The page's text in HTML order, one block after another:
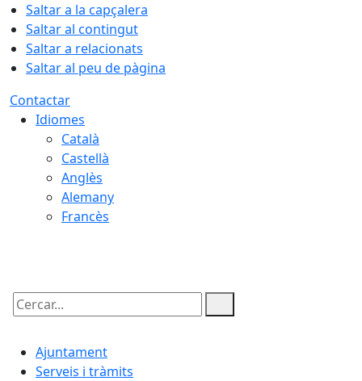
Saltar a la capçalera
Saltar al contingut
Saltar a relacionats
Saltar al peu de pàgina
Contactar
Idiomes
Català
Castellà
Anglès
Alemany
Francès
Cercar:
Ajuntament
Serveis i tràmits